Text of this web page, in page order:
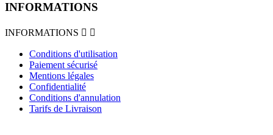
INFORMATIONS
INFORMATIONS  
Conditions d'utilisation
Paiement sécurisé
Mentions légales
Confidentialité
Conditions d'annulation
Tarifs de Livraison